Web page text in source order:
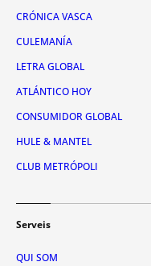
CRÓNICA VASCA
CULEMANÍA
LETRA GLOBAL
ATLÁNTICO HOY
CONSUMIDOR GLOBAL
HULE & MANTEL
CLUB METRÓPOLI
Serveis
QUI SOM